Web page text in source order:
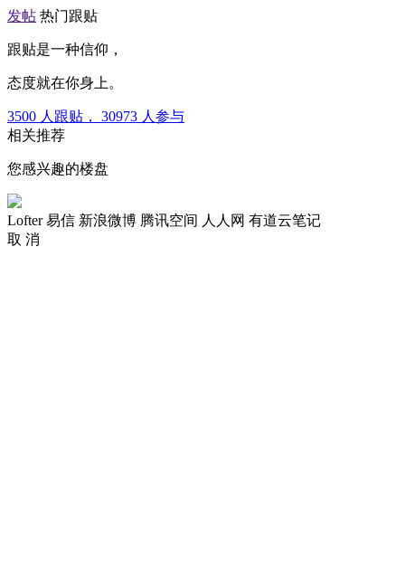
发帖 热门跟贴
跟贴是一种信仰，
态度就在你身上。
3500 人跟贴， 30973 人参与
相关推荐
您感兴趣的楼盘
Lofter 易信 新浪微博 腾讯空间 人人网 有道云笔记
取 消